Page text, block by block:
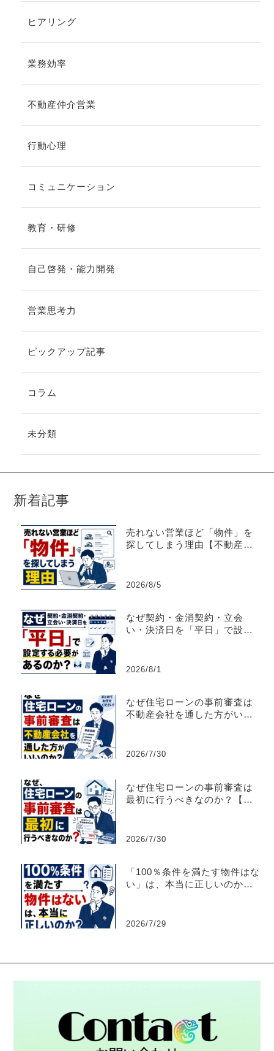
ヒアリング
業務効率
不動産仲介営業
行動心理
コミュニケーション
教育・研修
自己啓発・能力開発
営業思考力
ピックアップ記事
コラム
未分類
新着記事
売れない営業ほど「物件」を
探してしまう理由【不動産売
2026/8/5
なぜ契約・金消契約・立会
い・決済日を「平日」で設定
2026/8/1
なぜ住宅ローンの事前審査は
不動産会社を通した方がいい
2026/7/30
なぜ住宅ローンの事前審査は
最初に行うべきなのか？【不
2026/7/30
「100％条件を満たす物件はな
い」は、本当に正しいのか？
2026/7/29